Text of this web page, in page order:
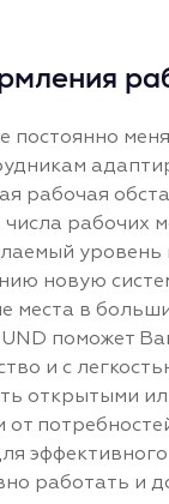
постоянно
рабочая
рабочих
уровень
новую
места в
поможет
и с
открытыми
от
работать и